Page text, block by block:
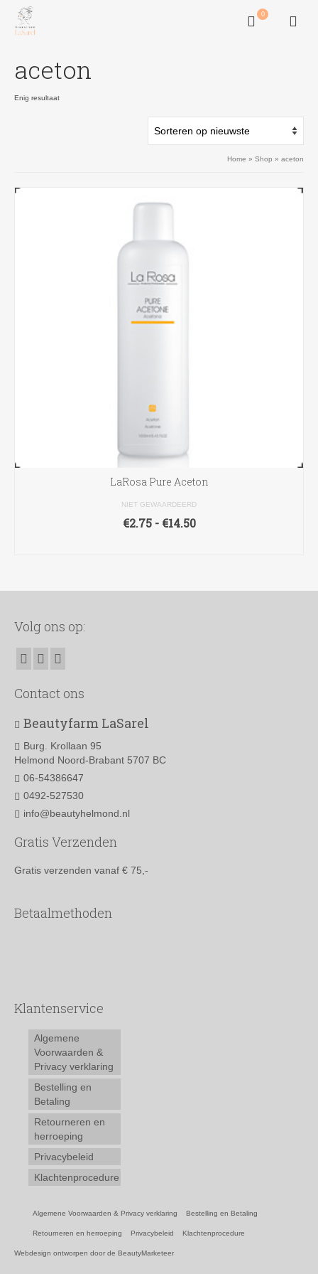
0
aceton
Enig resultaat
Home » Shop » aceton
LaRosa Pure Aceton
NIET GEWAARDEERD
€2.75 - €14.50Prijsklasse:
heeft
Volg ons op:
Contact ons
Beautyfarm LaSarel
Burg. Krollaan 95
Helmond Noord-Brabant 5707 BC
06-54386647
0492-527530
info@beautyhelmond.nl
Gratis Verzenden
Gratis verzenden vanaf € 75,-
Betaalmethoden
Klantenservice
Algemene
Voorwaarden &
Privacy verklaring
Bestelling en
Betaling
Retourneren en
herroeping
Privacybeleid
Klachtenprocedure
Algemene Voorwaarden & Privacy verklaring Bestelling en Betaling
Retourneren en herroeping Privacybeleid Klachtenprocedure
Webdesign ontworpen door de BeautyMarketeer